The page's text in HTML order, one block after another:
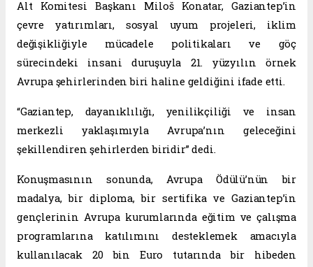
Alt Komitesi Başkanı Miloš Konatar, Gaziantep’in
çevre yatırımları, sosyal uyum projeleri, iklim
değişikliğiyle mücadele politikaları ve göç
sürecindeki insani duruşuyla 21. yüzyılın örnek
Avrupa şehirlerinden biri haline geldiğini ifade etti.
“Gaziantep, dayanıklılığı, yenilikçiliği ve insan
merkezli yaklaşımıyla Avrupa’nın geleceğini
şekillendiren şehirlerden biridir” dedi.
Konuşmasının sonunda, Avrupa Ödülü’nün bir
madalya, bir diploma, bir sertifika ve Gaziantep’in
gençlerinin Avrupa kurumlarında eğitim ve çalışma
programlarına katılımını desteklemek amacıyla
kullanılacak 20 bin Euro tutarında bir hibeden